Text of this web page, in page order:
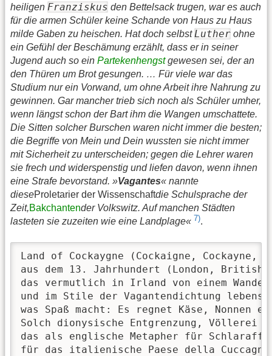
heiligen Franziskus den Bettelsack trugen, war es auch
für die armen Schüler keine Schande von Haus zu Haus
milde Gaben zu heischen. Hat doch selbstLuther ohne
ein Gefühl der Beschämung erzählt, dass er in seiner
Jugend auch so ein Partekenhengstgewesen sei, der an
den Thüren um Brot gesungen. … Für viele war das
Studium nur ein Vorwand, um ohne Arbeit ihre Nahrung zu
gewinnen. Gar mancher trieb sich noch als Schüler umher,
wenn längst schon der Bart ihm die Wangen umschattete.
Die Sitten solcher Burschen waren nicht immer die besten;
die Begriffe von Mein und Dein wussten sie nicht immer
mit Sicherheit zu unterscheiden; gegen die Lehrer waren
sie frech und widerspenstig und liefen davon, wenn ihnen
eine Strafe bevorstand. »Vagantes« nannte
dieseProletarier der Wissenschaftdie Schulsprache der
Zeit,Bakchantender Volkswitz. Auf manchen Städten
lasteten sie zuzeiten wie eine Landplage« 7).
Land of Cockaygne (Cockaigne,
aus dem 13. Jahrhundert (London,
das vermutlich in Irland von einem
und im Stile der Vagantendichtung
was Spaß macht: Es regnet Käse, Nonnen
Solch dionysische Entgrenzung, Völlerei
das als englische Metapher für
für das italienische Paese della